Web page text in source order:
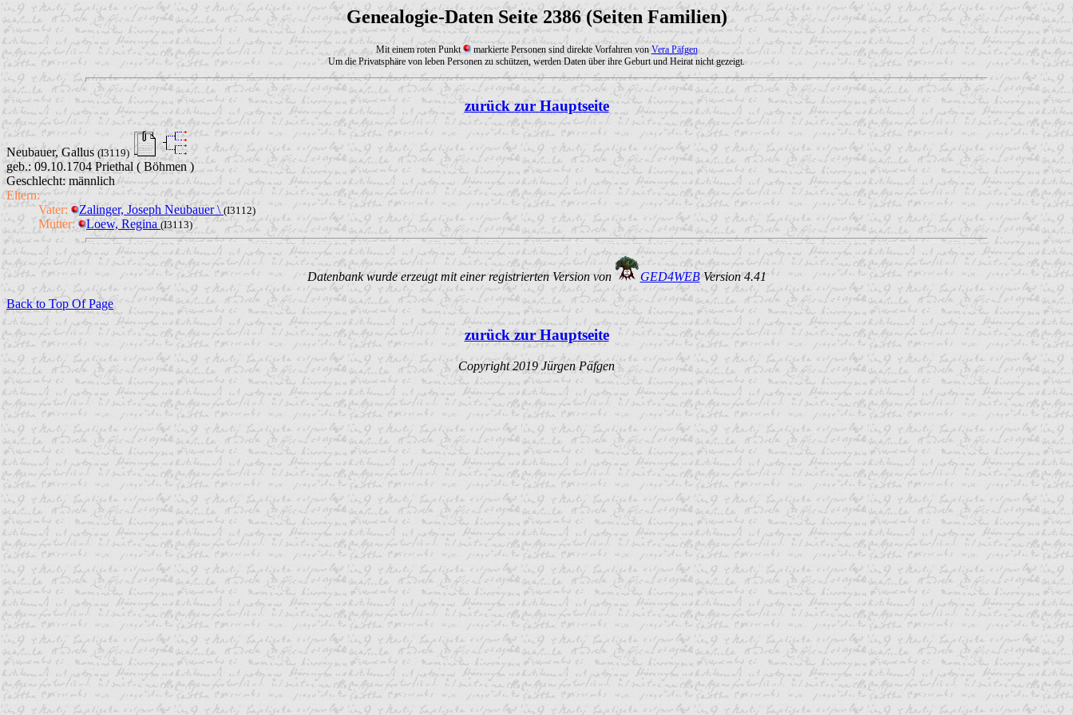
Genealogie-Daten Seite 2386 (Seiten Familien)
Mit einem roten Punkt markierte Personen sind direkte Vorfahren vonVera Päfgen
Um die Privatsphäre von leben Personen zu schützen, werden Daten über ihre Geburt und Heirat nicht gezeigt.
zurück zur Hauptseite
Neubauer, Gallus(I3119)
geb.: 09.10.1704 Priethal ( Böhmen )
Geschlecht: männlich
Eltern:
Vater:
Zalinger, Joseph Neubauer \(I3112)
Mutter: Loew, Regina(I3113)
Datenbank wurde erzeugt mit einer registrierten Version von GED4WEBVersion 4.41
Back to Top Of Page
zurück zur Hauptseite
Copyright 2019 Jürgen Päfgen